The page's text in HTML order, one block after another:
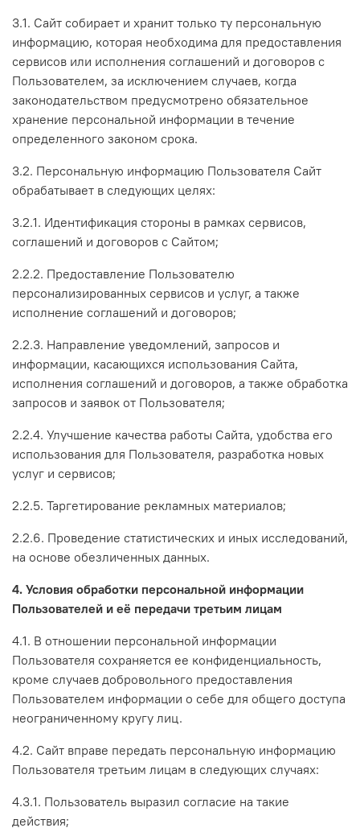
3.1. Сайт собирает и хранит только ту персональную
информацию, которая необходима для предоставления
сервисов или исполнения соглашений и договоров с
Пользователем, за исключением случаев, когда
законодательством предусмотрено обязательное
хранение персональной информации в течение
определенного законом срока.
3.2. Персональную информацию Пользователя Сайт
обрабатывает в следующих целях:
3.2.1. Идентификация стороны в рамках сервисов,
соглашений и договоров с Сайтом;
2.2.2. Предоставление Пользователю
персонализированных сервисов и услуг, а также
исполнение соглашений и договоров;
2.2.3. Направление уведомлений, запросов и
информации, касающихся использования Сайта,
исполнения соглашений и договоров, а также обработка
запросов и заявок от Пользователя;
2.2.4. Улучшение качества работы Сайта, удобства его
использования для Пользователя, разработка новых
услуг и сервисов;
2.2.5. Таргетирование рекламных материалов;
2.2.6. Проведение статистических и иных исследований,
на основе обезличенных данных.
4. Условия обработки персональной информации
Пользователей и её передачи третьим лицам
4.1. В отношении персональной информации
Пользователя сохраняется ее конфиденциальность,
кроме случаев добровольного предоставления
Пользователем информации о себе для общего доступа
неограниченному кругу лиц.
4.2. Сайт вправе передать персональную информацию
Пользователя третьим лицам в следующих случаях:
4.3.1. Пользователь выразил согласие на такие
действия;